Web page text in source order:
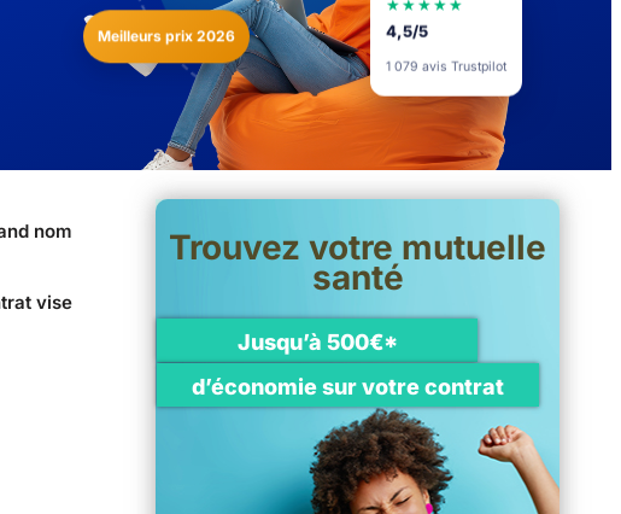
Meilleurs prix 2026
★★★★★
4,5/5
1 079 avis Trustpilot
nom
vise
Trouvez votre mutuelle
santé
Jusqu’à 500€*
d’économie sur votre contrat